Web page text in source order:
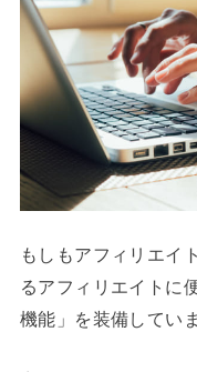
もしもアフィリエイ
るアフィリエイトに
機能」を装備していま